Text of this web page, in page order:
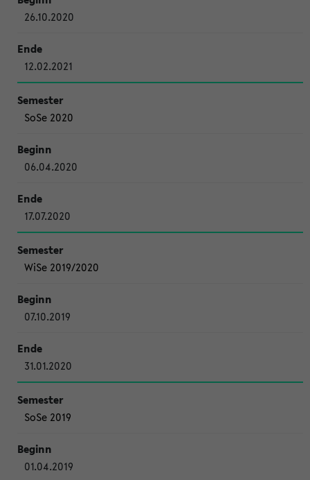
26.10.2020
12.02.2021
SoSe 2020
06.04.2020
17.07.2020
WiSe 2019/2020
07.10.2019
31.01.2020
SoSe 2019
01.04.2019